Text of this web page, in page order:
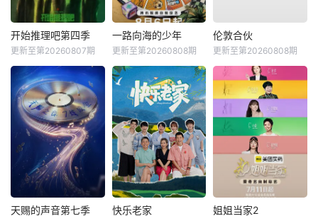
开始推理吧第四季
更新至第20260807期
一路向海的少年
更新至第20260808期
伦敦合伙
更新至第20260808期
天赐的声音第七季 快乐老家 姐姐当家2